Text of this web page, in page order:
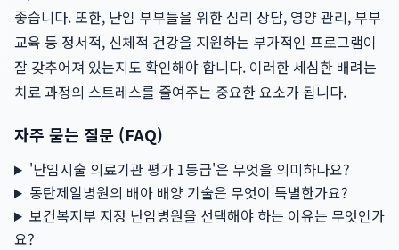
좋습니다. 또한, 난임 부부들을 위한 심리 상담, 영양 관리, 부부
교육 등 정서적, 신체적 건강을 지원하는 부가적인 프로그램이
잘 갖추어져 있는지도 확인해야 합니다. 이러한 세심한 배려는
치료 과정의 스트레스를 줄여주는 중요한 요소가 됩니다.
자주 묻는 질문 (FAQ)
'난임시술 의료기관 평가 1등급'은 무엇을 의미하나요?
동탄제일병원의 배아 배양 기술은 무엇이 특별한가요?
보건복지부 지정 난임병원을 선택해야 하는 이유는 무엇인가
요?